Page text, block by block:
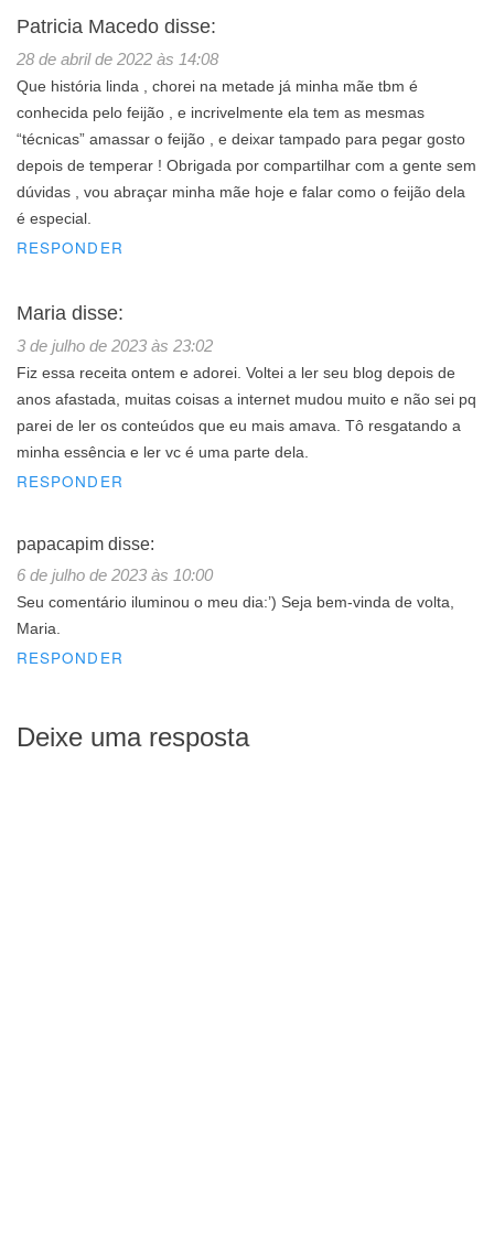
Patricia Macedo disse:
28 de abril de 2022 às 14:08
Que história linda , chorei na metade já minha mãe tbm é
conhecida pelo feijão , e incrivelmente ela tem as mesmas
“técnicas” amassar o feijão , e deixar tampado para pegar gosto
depois de temperar ! Obrigada por compartilhar com a gente sem
dúvidas , vou abraçar minha mãe hoje e falar como o feijão dela
é especial.
RESPONDER
Maria disse:
3 de julho de 2023 às 23:02
Fiz essa receita ontem e adorei. Voltei a ler seu blog depois de
anos afastada, muitas coisas a internet mudou muito e não sei pq
parei de ler os conteúdos que eu mais amava. Tô resgatando a
minha essência e ler vc é uma parte dela.
RESPONDER
papacapim disse:
6 de julho de 2023 às 10:00
Seu comentário iluminou o meu dia:’) Seja bem-vinda de volta,
Maria.
RESPONDER
Deixe uma resposta